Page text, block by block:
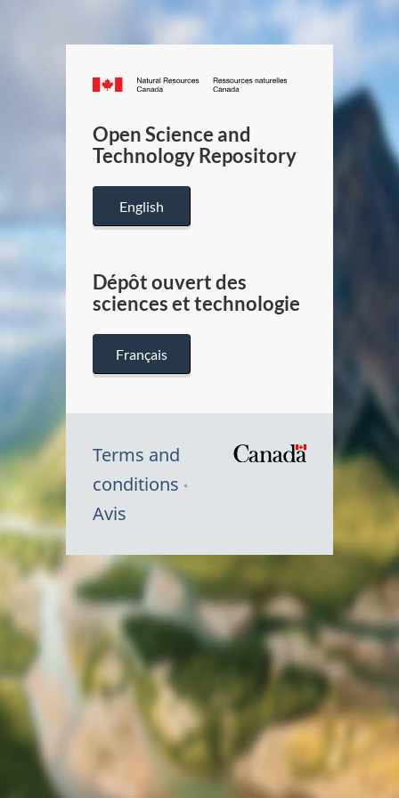
Canada.ca
/
Canada
Open Science and
Technology Repository
English
Dépôt ouvert des
sciences et technologie
Français
Terms and
conditions
Avis
Canada